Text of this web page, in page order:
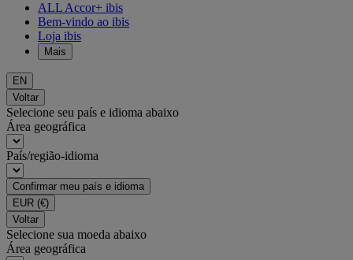
ALL Accor+ ibis
Bem-vindo ao ibis
Loja ibis
Mais
EN
Voltar
Selecione seu país e idioma abaixo
Área geográfica
País/região-idioma
Confirmar meu país e idioma
EUR (€)
Voltar
Selecione sua moeda abaixo
Área geográfica